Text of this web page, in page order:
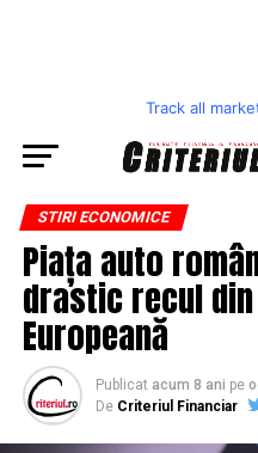
Track all
STIRI ECONOMICE
Piața auto
drastic recul din
Europeană
Publicat acum 8 ani pe
De Criteriul Financiar